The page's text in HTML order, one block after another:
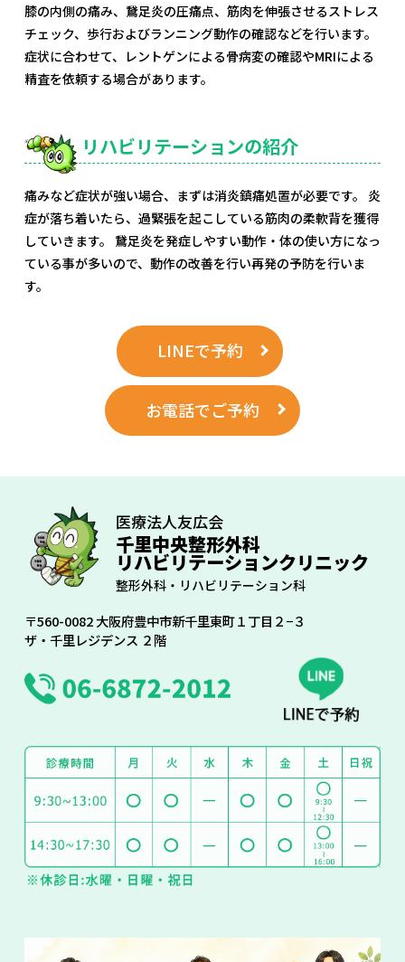
膝の内側の痛み、鵞足炎の圧痛点、筋肉を伸張させるストレス
チェック、歩行およびランニング動作の確認などを行います。
症状に合わせて、レントゲンによる骨病変の確認やMRIによる
精査を依頼する場合があります。
リハビリテーションの紹介
痛みなど症状が強い場合、まずは消炎鎮痛処置が必要です。 炎
症が落ち着いたら、過緊張を起こしている筋肉の柔軟背を獲得
していきます。 鵞足炎を発症しやすい動作・体の使い方になっ
ている事が多いので、動作の改善を行い再発の予防を行いま
す。
LINEで予約
お電話でご予約
医療法人友広会
千里中央整形外科
リハビリテーションクリニック
整形外科・リハビリテーション科
〒560-0082 大阪府豊中市新千里東町１丁目２−３
ザ・千里レジデンス ２階